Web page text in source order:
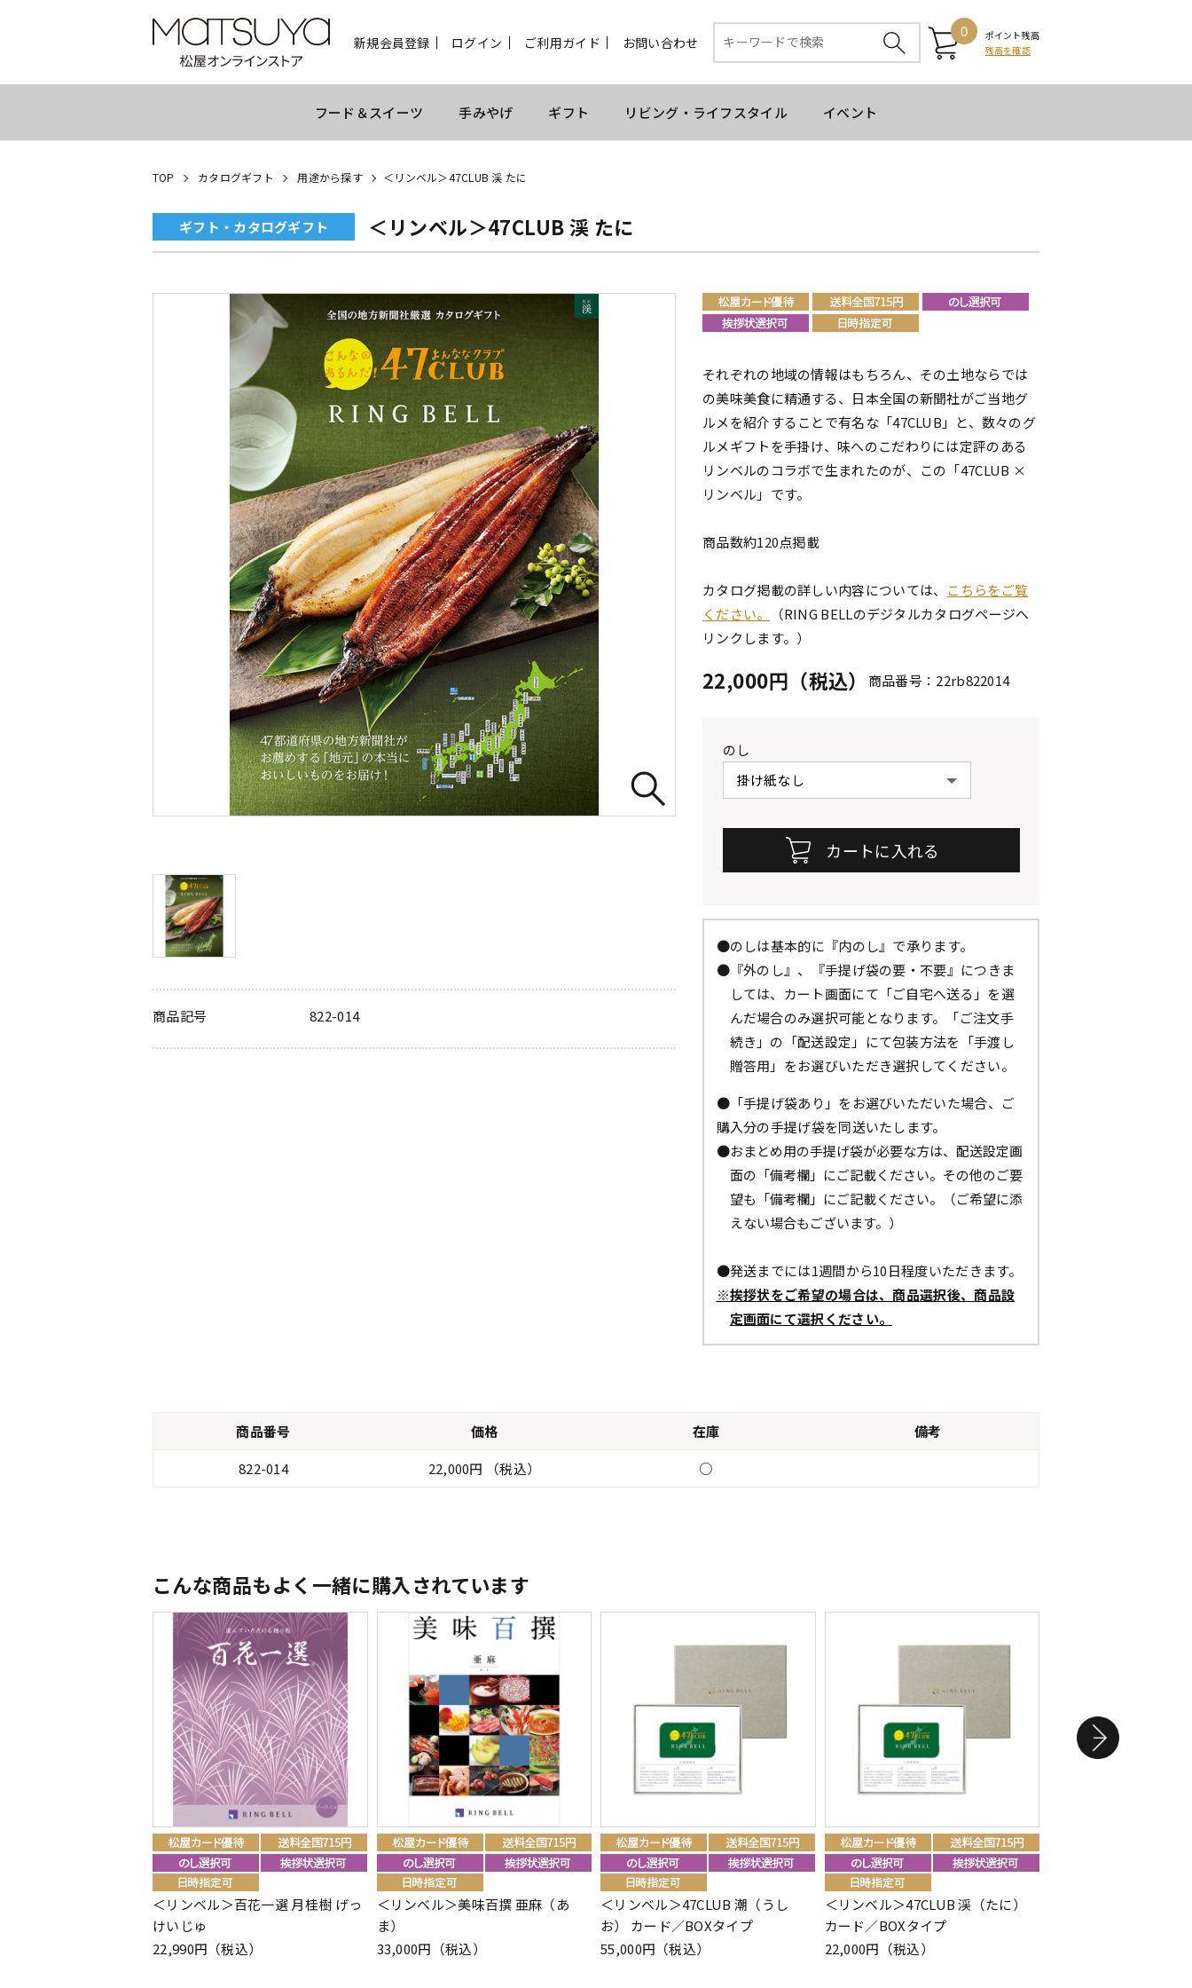
新規会員登録 ログイン ご利用ガイド お問い合わせ
0
ポイント残高
残高を確認
フード＆スイーツ 手みやげ ギフト リビング・ライフスタイル イベント
TOP カタログギフト 用途から探す ＜リンベル＞47CLUB 渓 たに
ギフト・カタログギフト ＜リンベル＞47CLUB 渓 たに
商品記号 822-014
それぞれの地域の情報はもちろん、その土地ならでは
の美味美食に精通する、日本全国の新聞社がご当地グ
ルメを紹介することで有名な「47CLUB」と、数々のグ
ルメギフトを手掛け、味へのこだわりには定評のある
リンベルのコラボで生まれたのが、この「47CLUB ×
リンベル」です。
商品数約120点掲載
カタログ掲載の詳しい内容については、 こちらをご覧
ください。
（RING BELLのデジタルカタログページへ
リンクします。）
22,000円（税込） 商品番号：22rb822014
のし
●のしは基本的に『内のし』で承ります。
●『外のし』、『手提げ袋の要・不要』につきま
しては、カート画面にて「ご自宅へ送る」を選
んだ場合のみ選択可能となります。「ご注文手
続き」の「配送設定」にて包装方法を「手渡し
贈答用」をお選びいただき選択してください。
●「手提げ袋あり」をお選びいただいた場合、ご
購入分の手提げ袋を同送いたします。
●おまとめ用の手提げ袋が必要な方は、配送設定画
面の「備考欄」にご記載ください。その他のご要
望も「備考欄」にご記載ください。（ご希望に添
えない場合もございます。）
●発送までには1週間から10日程度いただきます。
※挨拶状をご希望の場合は、商品選択後、商品設
定画面にて選択ください。
商品番号 価格 在庫
備考
822-014
22,000円 （税込） ○
こんな商品もよく一緒に購入されています
＜リンベル＞百花一選 月桂樹 げっ
けいじゅ
22,990円（税込）
＜リンベル＞美味百撰 亜麻（あ
ま）
33,000円（税込）
＜リンベル＞47CLUB 潮（うし
お） カード／BOXタイプ
55,000円（税込）
＜リンベル＞47CLUB 渓（たに）
カード／BOXタイプ
22,000円（税込）